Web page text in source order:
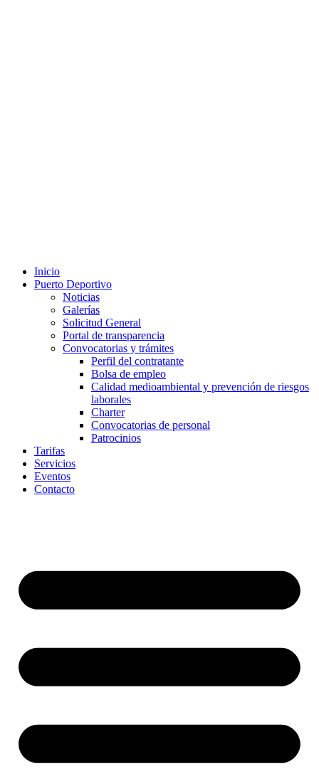
Inicio
Puerto Deportivo
Noticias
Galerías
Solicitud General
Portal de transparencia
Convocatorias y trámites
Perfil del contratante
Bolsa de empleo
Calidad medioambiental y prevención de riesgos
laborales
Charter
Convocatorias de personal
Patrocinios
Tarifas
Servicios
Eventos
Contacto